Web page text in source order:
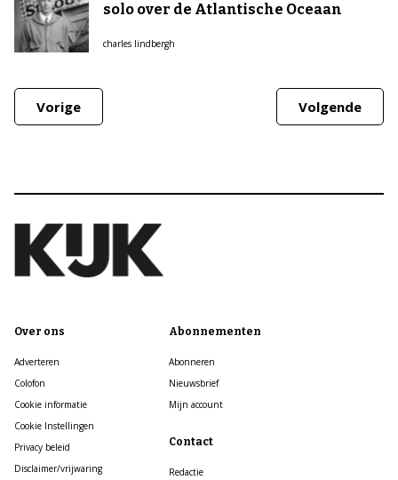
solo over de Atlantische Oceaan
charles lindbergh
Vorige Volgende
Over ons
Adverteren
Colofon
Cookie informatie
Cookie Instellingen
Privacy beleid
Disclaimer/vrijwaring
Abonnementen
Abonneren
Nieuwsbrief
Mijn account
Contact
Redactie